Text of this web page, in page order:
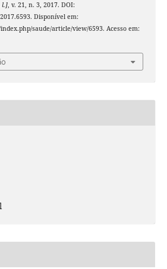
l.], v. 21, n. 3, 2017. DOI:
Disponível em:
saude/article/view/6593. Acesso em: